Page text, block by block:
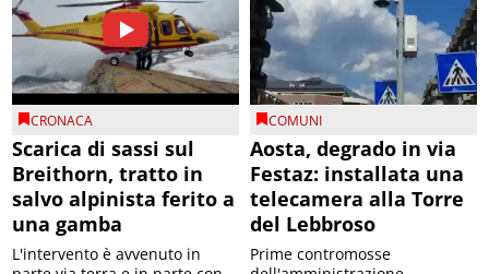
CRONACA
Scarica di sassi sul
Breithorn, tratto in
salvo alpinista ferito a
una gamba
L'intervento è avvenuto in
COMUNI
Aosta, degrado in via
Festaz: installata una
telecamera alla Torre
del Lebbroso
Prime contromosse